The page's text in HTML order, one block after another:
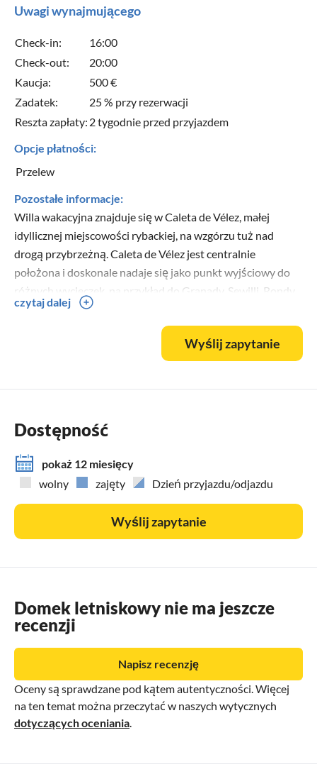
Uwagi wynajmującego
Check-in:
16:00
Check-out:
20:00
Kaucja:
500 €
Zadatek:
25 % przy rezerwacji
Reszta zapłaty: 2 tygodnie przed przyjazdem
Opcje płatności:
Przelew
Pozostałe informacje:
Willa wakacyjna znajduje się w Caleta de Vélez, małej
idyllicznej miejscowości rybackiej, na wzgórzu tuż nad
drogą przybrzeżną. Caleta de Vélez jest centralnie
położona i doskonale nadaje się jako punkt wyjściowy do
różnych wycieczek, na przykład do Granady, Sewilli, Rondy,
Marbelli i wielu innych miejsc. Długa promenada
nadmorska zaprasza do spacerów lub joggingu. Można stąd
bezpośrednio dotrzeć do Torre del Mar i po drodze
korzystać z małych lokalnych knajpek przy plaży.
czytaj dalej
Wyślij zapytanie
Dostępność
pokaż 12 miesięcy
wolny
zajęty Dzień przyjazdu/odjazdu
Wyślij zapytanie
Domek letniskowy nie ma jeszcze
recenzji
Oceny są sprawdzane pod kątem autentyczności. Więcej
na ten temat można przeczytać w naszych wytycznych
dotyczących oceniania
Napisz recenzję